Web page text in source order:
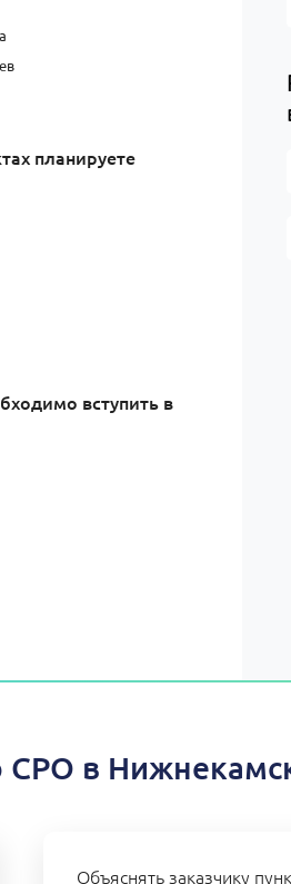
планируете
вступить в
СРО в
Объяснять заказчику